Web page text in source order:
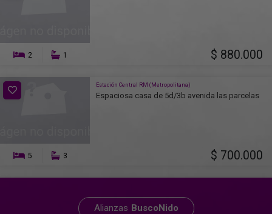
2 1 $ 880.000
Estación Central RM (Metropolitana)
Espaciosa casa de 5d/3b avenida las parcelas
5 3 $ 700.000
Alianzas BuscoNido